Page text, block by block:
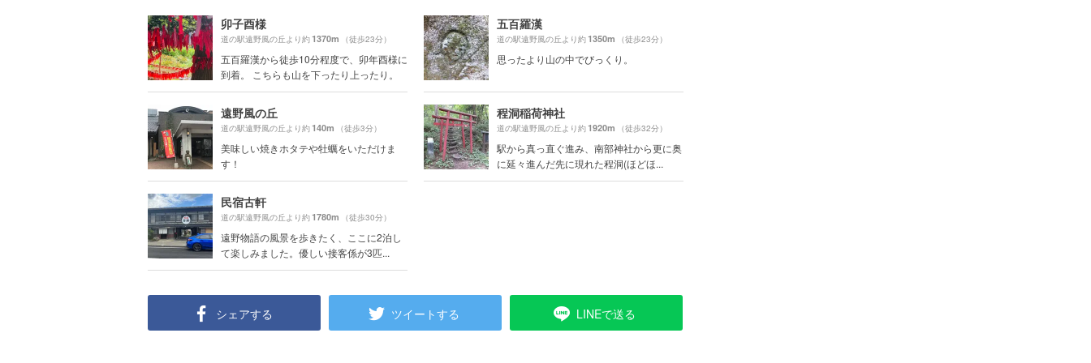
卯子酉様
道の駅遠野風の丘より約1370m （徒歩23分）
五百羅漢から徒歩10分程度で、卯年酉様に
到着。 こちらも山を下ったり上ったり。
五百羅漢
道の駅遠野風の丘より約1350m （徒歩23分）
思ったより山の中でびっくり。
遠野風の丘
道の駅遠野風の丘より約140m （徒歩3分）
美味しい焼きホタテや牡蠣をいただけま
す！
程洞稲荷神社
道の駅遠野風の丘より約1920m （徒歩32分）
駅から真っ直ぐ進み、南部神社から更に奥
に延々進んだ先に現れた程洞(ほどほ...
民宿古軒
道の駅遠野風の丘より約1780m （徒歩30分）
遠野物語の風景を歩きたく、ここに2泊し
て楽しみました。優しい接客係が3匹...
シェアする ツイートする LINEで送る